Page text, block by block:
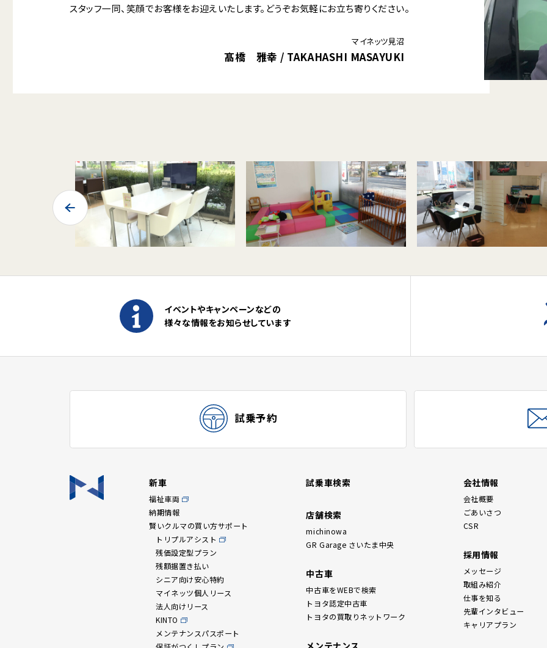
スタッフ一同、笑顔でお客様をお迎えいたします。どうぞお気軽にお立ち寄りください。
マイネッツ見沼
髙橋 雅幸 / TAKAHASHI MASAYUKI
イベントやキャンペーンなどの
様々な情報をお知らせしています
試乗予約
新車
福祉車両
納期情報
賢いクルマの買い方サポート
トリプルアシスト
残価設定型プラン
残額据置き払い
シニア向け安心特約
マイネッツ個人リース
法人向けリース
KINTO
メンテナンスパスポート
試乗車検索
店舗検索
michinowa
GR Garage さいたま中央
中古車
中古車をWEBで検索
トヨタ認定中古車
トヨタの買取りネットワーク
メンテナンス
会社情報
会社概要
ごあいさつ
CSR
採用情報
メッセージ
取組み紹介
仕事を知る
先輩インタビュー
キャリアプラン